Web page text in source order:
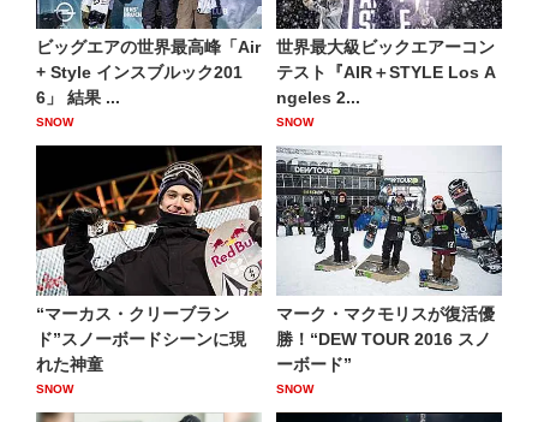
ビッグエアの世界最高峰「Air
+ Style インスブルック201
6」 結果 ...
SNOW
世界最大級ビックエアーコン
テスト『AIR＋STYLE Los A
ngeles 2...
SNOW
“マーカス・クリーブラン
ド”スノーボードシーンに現
れた神童
SNOW
マーク・マクモリスが復活優
勝！“DEW TOUR 2016 スノ
ーボード”
SNOW